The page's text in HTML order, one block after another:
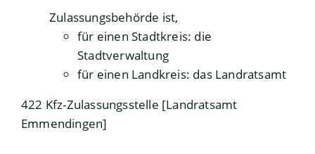
Zulassungsbehörde ist,
für einen Stadtkreis: die
Stadtverwaltung
für einen Landkreis: das Landratsamt
422 Kfz-Zulassungsstelle [Landratsamt
Emmendingen]